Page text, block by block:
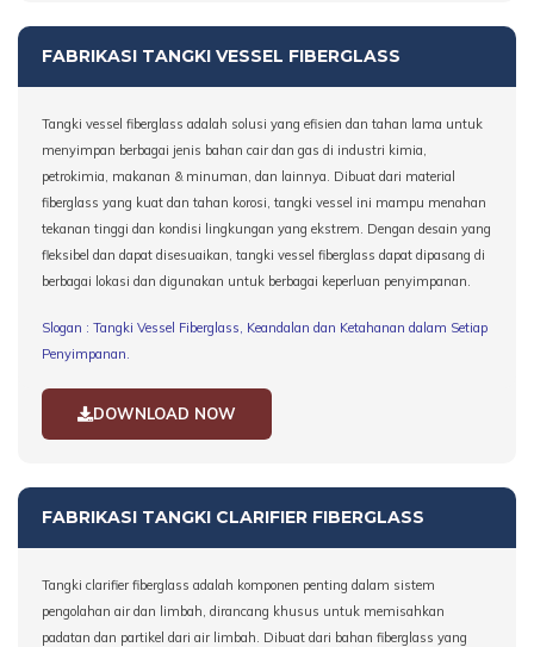
FABRIKASI TANGKI VESSEL FIBERGLASS
Tangki vessel fiberglass adalah solusi yang efisien dan tahan lama untuk
menyimpan berbagai jenis bahan cair dan gas di industri kimia,
petrokimia, makanan & minuman, dan lainnya. Dibuat dari material
fiberglass yang kuat dan tahan korosi, tangki vessel ini mampu menahan
tekanan tinggi dan kondisi lingkungan yang ekstrem. Dengan desain yang
fleksibel dan dapat disesuaikan, tangki vessel fiberglass dapat dipasang di
berbagai lokasi dan digunakan untuk berbagai keperluan penyimpanan.
Slogan : Tangki Vessel Fiberglass, Keandalan dan Ketahanan dalam Setiap
Penyimpanan.
DOWNLOAD NOW
FABRIKASI TANGKI CLARIFIER FIBERGLASS
Tangki clarifier fiberglass adalah komponen penting dalam sistem
pengolahan air dan limbah, dirancang khusus untuk memisahkan
padatan dan partikel dari air limbah. Dibuat dari bahan fiberglass yang